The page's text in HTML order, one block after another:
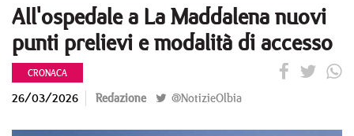
All'ospedale a La Maddalena nuovi
punti prelievi e modalità di accesso
CRONACA
26/03/2026 Redazione @NotizieOlbia